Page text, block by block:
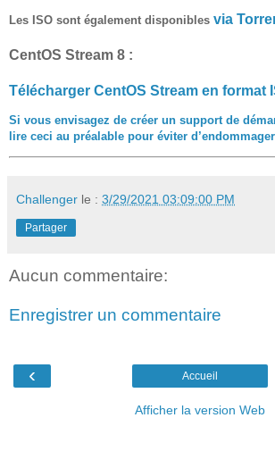
Les ISO sont également disponibles via
CentOS Stream 8 :
Télécharger CentOS Stream en format
Si vous envisagez de créer un support de
lire ceci au préalable pour éviter
Challenger le : 3/29/2021 03:09:00 PM
Partager
Aucun commentaire:
Enregistrer un commentaire
‹ Accueil
Afficher la version Web